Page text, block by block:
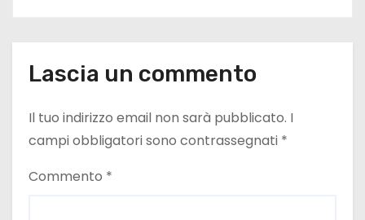
Lascia un commento
Il tuo indirizzo email non sarà pubblicato. I
campi obbligatori sono contrassegnati *
Commento *